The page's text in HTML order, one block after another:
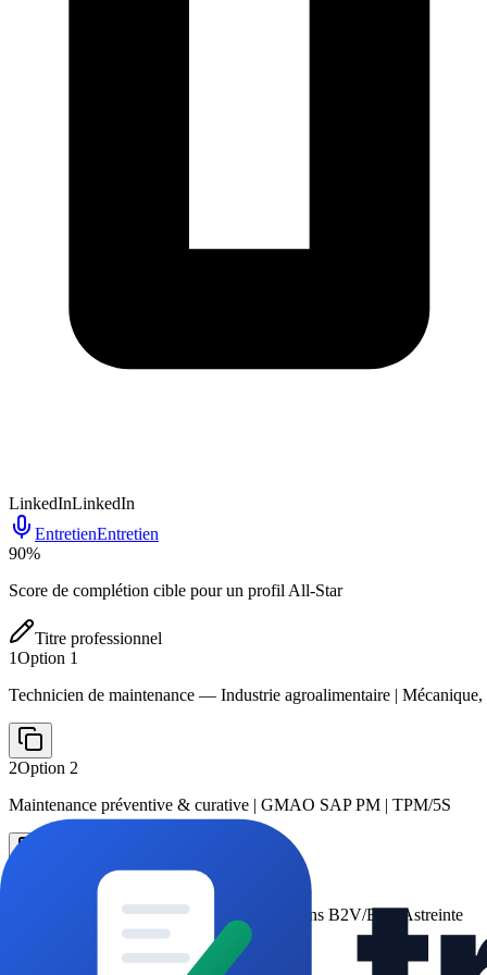
LinkedInLinkedIn
EntretienEntretien
90%
Score de complétion cible pour un profil All-Star
Titre professionnel
1Option 1
Technicien de maintenance — Industrie agroalimentaire |
2Option 2
Maintenance préventive & curative | GMAO SAP PM | TPM/5S
Dépannage et diagnostic terrain | Habilitations B2V/BR | Astreinte